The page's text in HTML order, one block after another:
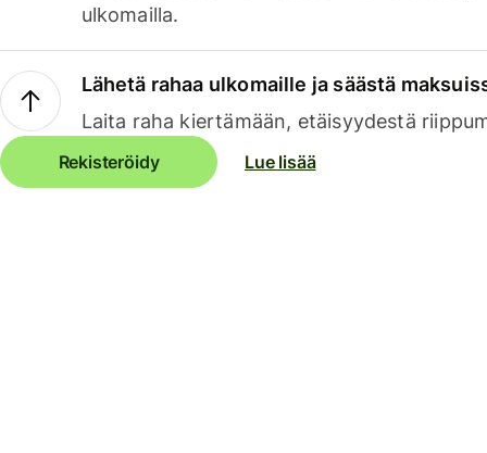
ulkomailla.
Lähetä rahaa ulkomaille ja säästä
Laita raha kiertämään, etäisyydestä
Rekisteröidy Lue lisää